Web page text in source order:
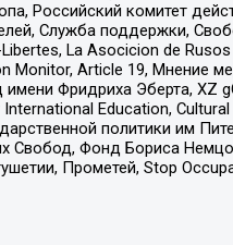
Российский комитет
Служба поддержки,
La Asocicion de Rusos
Monitor, Article 19, Мнение
Фридриха Эберта, XZ
Education, Cultural
политики им
Свобод, Фонд Бориса
Прометей, Stop